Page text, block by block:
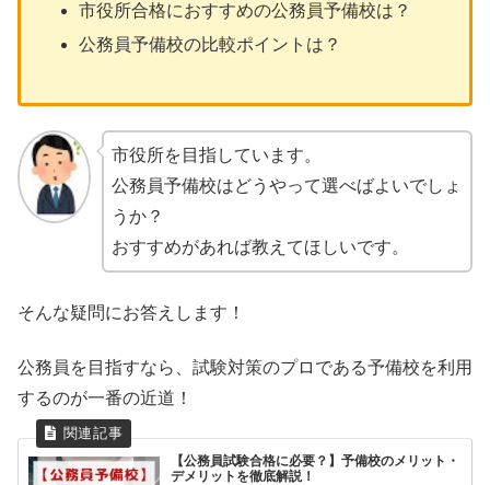
市役所合格におすすめの公務員予備校は？
公務員予備校の比較ポイントは？
市役所を目指しています。
公務員予備校はどうやって選べばよいでしょ
うか？
おすすめがあれば教えてほしいです。
そんな疑問にお答えします！
公務員を目指すなら、試験対策のプロである予備校を利用
するのが一番の近道！
【公務員試験合格に必要？】予備校のメリット・
デメリットを徹底解説！